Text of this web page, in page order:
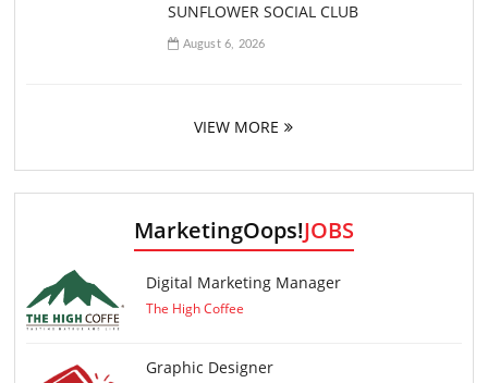
SUNFLOWER SOCIAL CLUB
August 6, 2026
VIEW MORE
MarketingOops!JOBS
Digital Marketing Manager
The High Coffee
Graphic Designer